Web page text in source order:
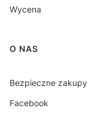
Wycena
O NAS
Bezpieczne zakupy
Facebook